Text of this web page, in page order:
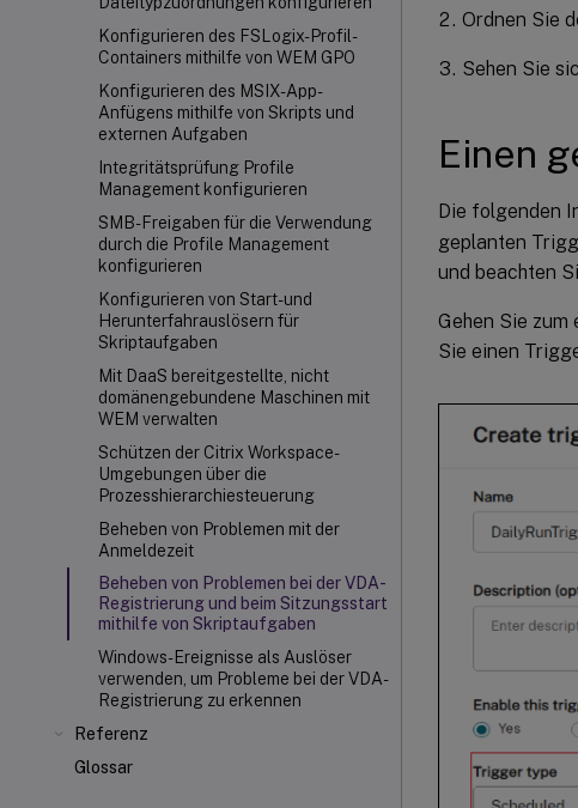
Konfigurieren des FSLogix-Profil-
Containers mithilfe von WEM GPO
Konfigurieren des MSIX-App-
Anfügens mithilfe von Skripts und
externen Aufgaben
Integritätsprüfung Profile
Management konfigurieren
SMB-Freigaben für die Verwendung
durch die Profile Management
konfigurieren
Konfigurieren von Start- und
Herunterfahrauslösern für
Skriptaufgaben
Mit DaaS bereitgestellte, nicht
domänengebundene Maschinen mit
WEM verwalten
Schützen der Citrix Workspace-
Umgebungen über die
Prozesshierarchiesteuerung
Beheben von Problemen mit der
Anmeldezeit
Beheben von Problemen bei der VDA-
Registrierung und beim Sitzungsstart
mithilfe von Skriptaufgaben
Windows-Ereignisse als Auslöser
verwenden, um Probleme bei der VDA-
Registrierung zu erkennen
Referenz
Glossar
Ordnen Sie
Sehen Sie
Einen
Die folgenden
geplanten
und beachten
Gehen Sie
Sie einen